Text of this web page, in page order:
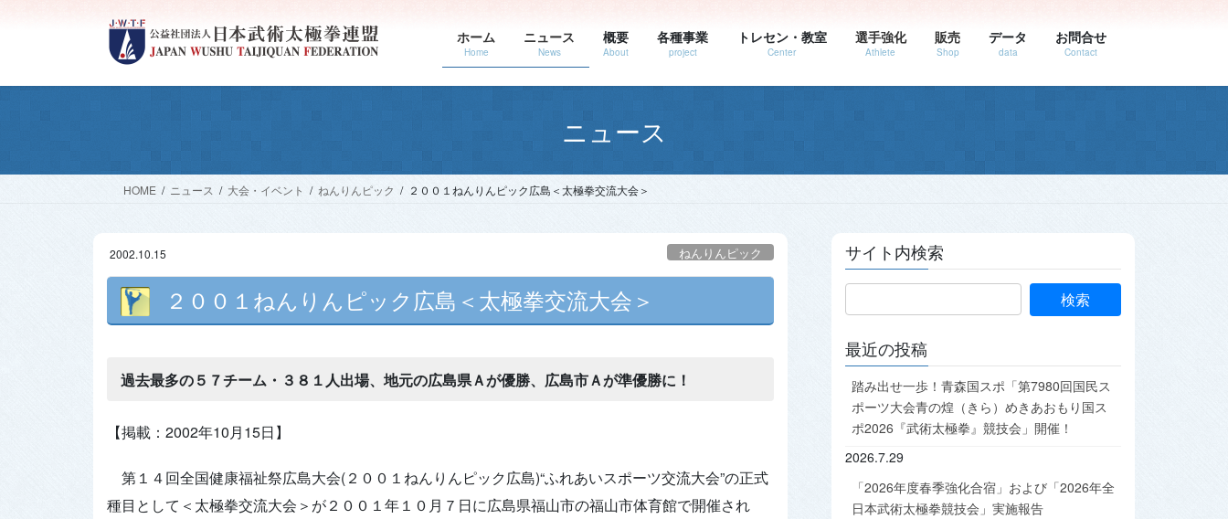
ホーム
Home
ニュース
News
概要
About
各種事業
project
トレセン・教室
Center
選手強化
Athlete
販売
Shop
データ
data
お問合せ
Contact
ニュース
HOME ニュース 大会・イベント ねんりんピック ２００１ねんりんピック広島＜太極拳交流大会＞
2002.10.15 ねんりんピック
２００１ねんりんピック広島＜太極拳交流大会＞
過去最多の５７チーム・３８１人出場、地元の広島県Ａが優勝、広島市Ａが準優勝に！
【掲載：2002年10月15日】
第１４回全国健康福祉祭広島大会(２００１ねんりんピック広島)“ふれあいスポーツ交流大会”の正式
種目として＜太極拳交流大会＞が２００１年１０月７日に広島県福山市の福山市体育館で開催され
サイト内検索
最近の投稿
踏み出せ一歩！青森国スポ「第7980回国民ス
ポーツ大会青の煌（きら）めきあおもり国ス
ポ2026『武術太極拳』競技会」開催！
2026.7.29
「2026年度春季強化合宿」および「2026年全
日本武術太極拳競技会」実施報告